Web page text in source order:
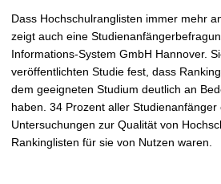
Dass Hochschulranglisten immer mehr
zeigt auch eine
Informations-System GmbH Hannover.
veröffentlichten Studie fest, dass
dem geeigneten Studium deutlich an
haben. 34 Prozent aller
Untersuchungen zur Qualität von
Rankinglisten für sie von Nutzen waren.